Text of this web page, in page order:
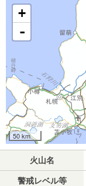
+
-
50 km
火山名
警戒レベル等